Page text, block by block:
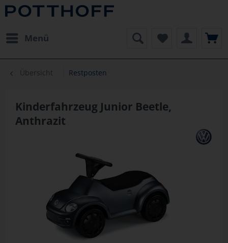
Menü
Übersicht Restposten
Kinderfahrzeug Junior Beetle,
Anthrazit